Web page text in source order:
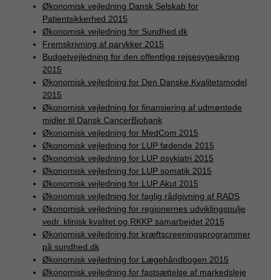
Økonomisk vejledning Dansk Selskab for
Patientsikkerhed 2015
Økonomisk vejledning for Sundhed.dk
Fremskrivning af parykker 2015
Budgetvejledning for den offentlige rejsesygesikring
2015
Økonomisk vejledning for Den Danske Kvalitetsmodel
2015
Økonomisk vejledning for finansiering af udmøntede
midler til Dansk CancerBiobank
Økonomisk vejledning for MedCom 2015
Økonomisk vejledning for LUP fødende 2015
Økonomisk vejledning for LUP psykiatri 2015
Økonomisk vejledning for LUP somatik 2015
Økonomisk vejledning for LUP Akut 2015
Økonomisk vejledning for faglig rådgivning af RADS
Økonomisk vejledning for regionernes udviklingspulje
vedr. klinisk kvalitet og RKKP samarbejdet 2015
Økonomisk vejledning for kræftscreeningsprogrammer
på sundhed.dk
Økonomisk vejledning for Lægehåndbogen 2015
Økonomisk vejledning for fastsættelse af markedsleje